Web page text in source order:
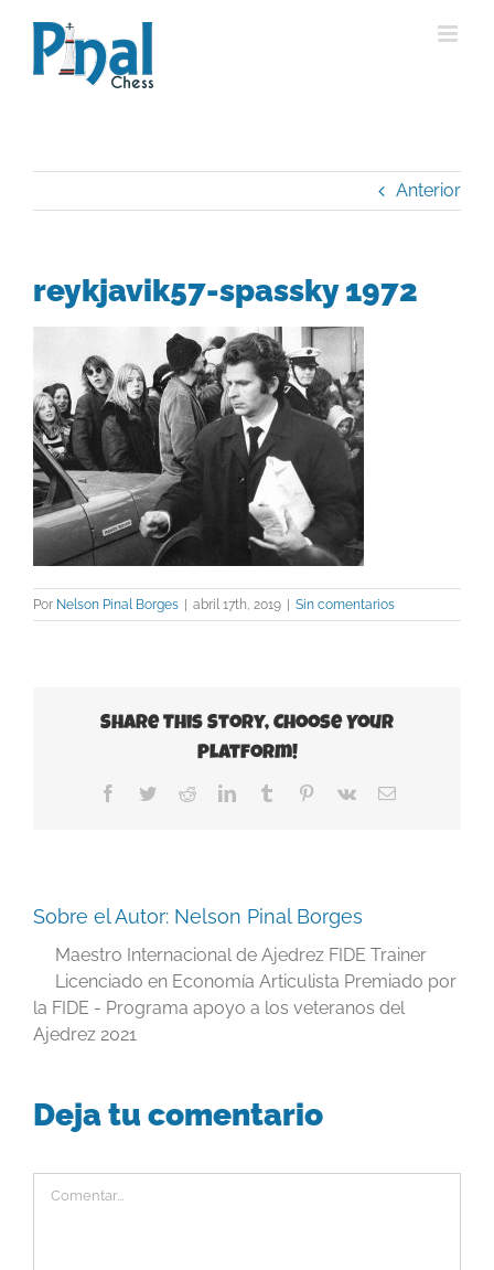
contenido
Anterior
reykjavik57-spassky 1972
Por Nelson Pinal Borges | abril 17th, 2019 | Sin comentarios
Share This Story, Choose Your
Platform!
Facebook
TwitterRedditLinkedInTumblr Pinterest
Vk
Correo
Sobre el Autor: Nelson Pinal Borges
Maestro Internacional de Ajedrez FIDE Trainer
Licenciado en Economía Articulista Premiado por
la FIDE - Programa apoyo a los veteranos del
Ajedrez 2021
Deja tu comentario